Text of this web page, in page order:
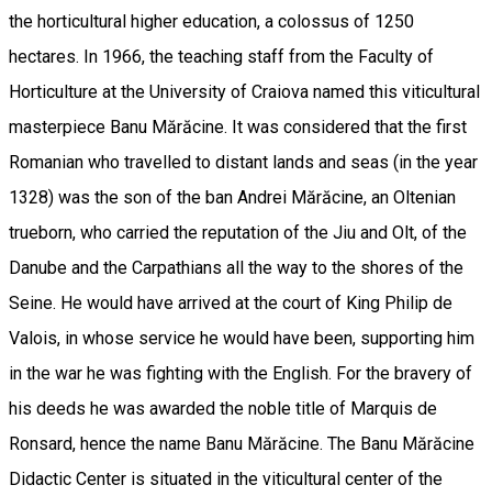
the horticultural higher education, a colossus of 1250
hectares. In 1966, the teaching staff from the Faculty of
Horticulture at the University of Craiova named this viticultural
masterpiece Banu Mărăcine. It was considered that the first
Romanian who travelled to distant lands and seas (in the year
1328) was the son of the ban Andrei Mărăcine, an Oltenian
trueborn, who carried the reputation of the Jiu and Olt, of the
Danube and the Carpathians all the way to the shores of the
Seine. He would have arrived at the court of King Philip de
Valois, in whose service he would have been, supporting him
in the war he was fighting with the English. For the bravery of
his deeds he was awarded the noble title of Marquis de
Ronsard, hence the name Banu Mărăcine. The Banu Mărăcine
Didactic Center is situated in the viticultural center of the